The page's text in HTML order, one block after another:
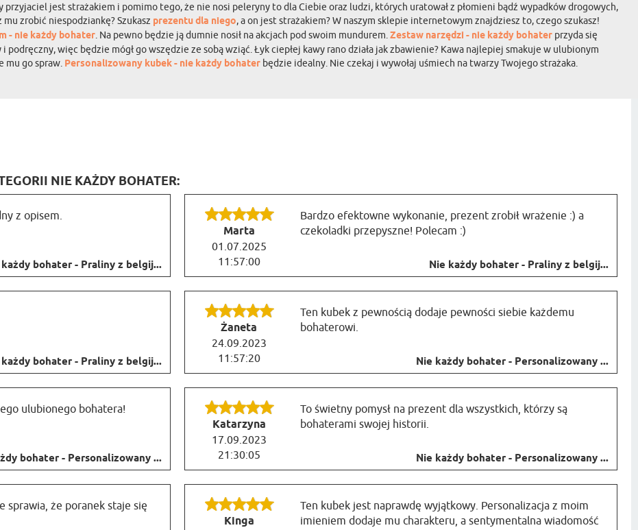
przyjaciel jest strażakiem i pomimo tego, że nie nosi peleryny to dla Ciebie oraz ludzi, których uratował z płomieni bądź wypadków drogowych,
zrobić niespodziankę? Szukasz prezentu dla niego, a on jest strażakiem? W naszym sklepie internetowym znajdziesz to, czego szukasz!
- nie każdy bohater. Na pewno będzie ją dumnie nosił na akcjach pod swoim mundurem.Zestaw narzędzi - nie każdy bohater przyda się
podręczny, więc będzie mógł go wszędzie ze sobą wziąć. Łyk ciepłej kawy rano działa jak zbawienie? Kawa najlepiej smakuje w ulubionym
mu go spraw. Personalizowany kubek - nie każdy bohater będzie idealny. Nie czekaj i wywołaj uśmiech na twarzy Twojego strażaka.
NIE KAŻDY BOHATER:
z opisem.
bohater - Praliny z belgij...
Marta
01.07.2025
11:57:00
Bardzo efektowne wykonanie, prezent zrobił wrażenie :) a
czekoladki przepyszne! Polecam :)
Nie każdy bohater - Praliny z belgij...
bohater - Praliny z belgij...
Żaneta
24.09.2023
11:57:20
Ten kubek z pewnością dodaje pewności siebie każdemu
bohaterowi.
Nie każdy bohater - Personalizowany ...
ulubionego bohatera!
bohater - Personalizowany ...
Katarzyna
17.09.2023
21:30:05
To świetny pomysł na prezent dla wszystkich, którzy są
bohaterami swojej historii.
Nie każdy bohater - Personalizowany ...
sprawia, że poranek staje się
Kinga
Ten kubek jest naprawdę wyjątkowy. Personalizacja z moim
imieniem dodaje mu charakteru, a sentymentalna wiadomość